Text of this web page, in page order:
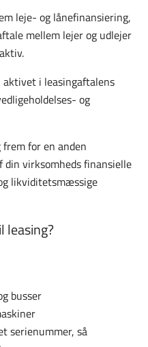
leje- og lånefinansiering,
mellem lejer og udlejer
i leasingaftalens
og
for en anden
virksomheds finansielle
likviditetsmæssige
leasing?
busser
serienummer, så